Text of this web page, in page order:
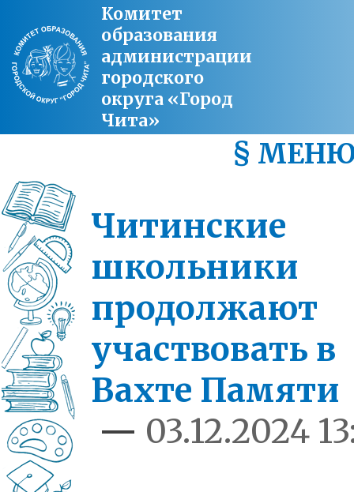
Комитет
образования
администрации
городского
округа «Город
Чита»
§
Читинские
школьники
продолжают
участвовать в
Вахте Памяти
— 03.12.2024